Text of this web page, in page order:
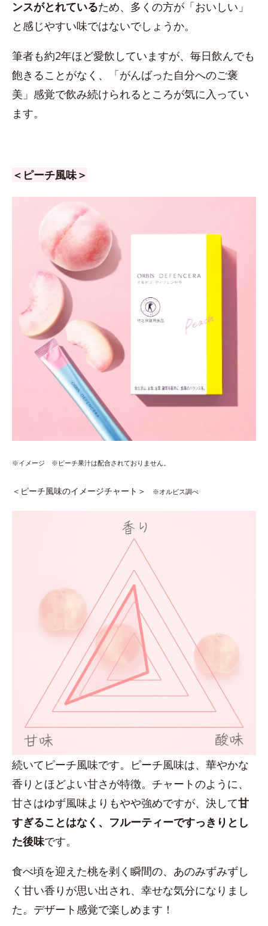
ンスがとれているため、多くの方が「おいしい」
と感じやすい味ではないでしょうか。
筆者も約2年ほど愛飲していますが、毎日飲んでも
飽きることがなく、「がんばった自分へのご褒
美」感覚で飲み続けられるところが気に入ってい
ます。
＜ピーチ風味＞
※イメージ ※ピーチ果汁は配合されておりません。
＜ピーチ風味のイメージチャート＞ ※オルビス調べ
続いてピーチ風味です。ピーチ風味は、華やかな
香りとほどよい甘さが特徴。チャートのように、
甘さはゆず風味よりもやや強めですが、決して甘
すぎることはなく、フルーティーですっきりとし
た後味です。
食べ頃を迎えた桃を剥く瞬間の、あのみずみずし
く甘い香りが思い出され、幸せな気分になりまし
た。デザート感覚で楽しめます！